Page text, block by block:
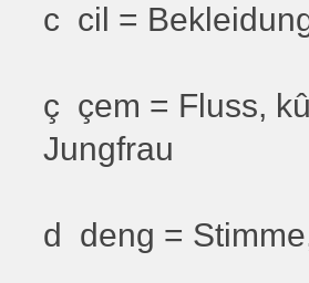
c cil =
ç çem = Fluss,
Jungfrau
d deng =